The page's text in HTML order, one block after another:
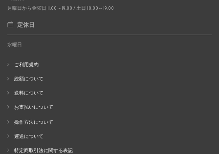
月曜日から金曜日 11:00～19:00 / 土日 10:00～19:00
定休日
水曜日
ご利用規約
総額について
送料について
お支払いについて
操作方法について
運送について
特定商取引法に関する表記